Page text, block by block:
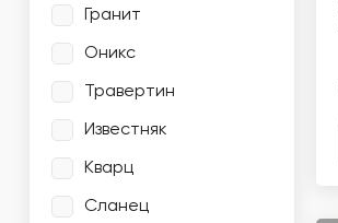
Гранит
Оникс
Травертин
Известняк
Кварц
Сланец